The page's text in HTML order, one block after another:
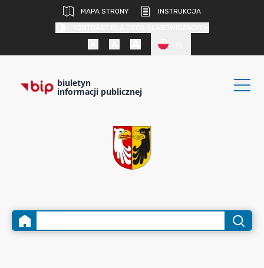
MAPA STRONY
INSTRUKCJA
biuletyn
informacji publicznej